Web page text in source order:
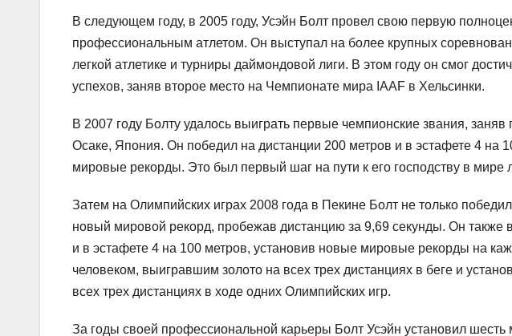
В следующем году, в 2005 году, Усэйн Болт провел свою первую
профессиональным атлетом. Он выступал на более крупных
легкой атлетике и турниры даймондовой лиги. В этом году он смог
успехов, заняв второе место на Чемпионате мира IAAF в Хельсинки.
В 2007 году Болту удалось выиграть первые чемпионские звания,
Осаке, Япония. Он победил на дистанции 200 метров и в эстафете 4 на
мировые рекорды. Это был первый шаг на пути к его господству в мире
Затем на Олимпийских играх 2008 года в Пекине Болт не только
новый мировой рекорд, пробежав дистанцию за 9,69 секунды. Он также
и в эстафете 4 на 100 метров, установив новые мировые рекорды на
человеком, выигравшим золото на всех трех дистанциях в беге и
всех трех дистанциях в ходе одних Олимпийских игр.
За годы своей профессиональной карьеры Болт Усэйн установил